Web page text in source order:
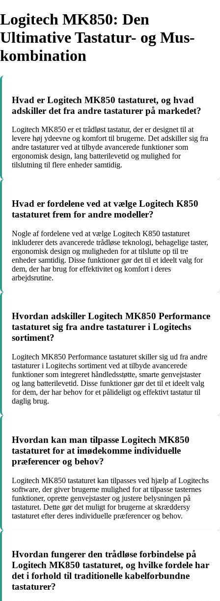
Logitech MK850: Den
Ultimative Tastatur- og Mus-
kombination
Hvad er Logitech MK850 tastaturet, og hvad
adskiller det fra andre tastaturer på markedet?
Logitech MK850 er et trådløst tastatur, der er designet til at
levere høj ydeevne og komfort til brugerne. Det adskiller sig fra
andre tastaturer ved at tilbyde avancerede funktioner som
ergonomisk design, lang batterilevetid og mulighed for
tilslutning til flere enheder samtidig.
Hvad er fordelene ved at vælge Logitech K850
tastaturet frem for andre modeller?
Nogle af fordelene ved at vælge Logitech K850 tastaturet
inkluderer dets avancerede trådløse teknologi, behagelige taster,
ergonomisk design og muligheden for at tilslutte op til tre
enheder samtidig. Disse funktioner gør det til et ideelt valg for
dem, der har brug for effektivitet og komfort i deres
arbejdsrutine.
Hvordan adskiller Logitech MK850 Performance
tastaturet sig fra andre tastaturer i Logitechs
sortiment?
Logitech MK850 Performance tastaturet skiller sig ud fra andre
tastaturer i Logitechs sortiment ved at tilbyde avancerede
funktioner som integreret håndledsstøtte, smarte genvejstaster
og lang batterilevetid. Disse funktioner gør det til et ideelt valg
for dem, der har behov for et pålideligt og effektivt tastatur til
daglig brug.
Hvordan kan man tilpasse Logitech MK850
tastaturet for at imødekomme individuelle
præferencer og behov?
Logitech MK850 tastaturet kan tilpasses ved hjælp af Logitechs
software, der giver brugerne mulighed for at tilpasse tasternes
funktioner, oprette genvejstaster og justere belysningen på
tastaturet. Dette gør det muligt for brugerne at skræddersy
tastaturet efter deres individuelle præferencer og behov.
Hvordan fungerer den trådløse forbindelse på
Logitech MK850 tastaturet, og hvilke fordele har
det i forhold til traditionelle kabelforbundne
tastaturer?